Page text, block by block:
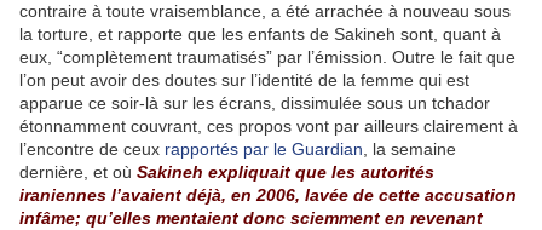
contraire à toute vraisemblance, a été arrachée à nouveau sous
la torture, et rapporte que les enfants de Sakineh sont, quant à
eux, “complètement traumatisés” par l’émission. Outre le fait que
l’on peut avoir des doutes sur l’identité de la femme qui est
apparue ce soir-là sur les écrans, dissimulée sous un tchador
étonnamment couvrant, ces propos vont par ailleurs clairement à
l’encontre de ceux rapportés par le Guardian , la semaine
dernière, et où Sakineh expliquait que les autorités
iraniennes l’avaient déjà, en 2006, lavée de cette accusation
infâme; qu’elles mentaient donc sciemment en ­revenant